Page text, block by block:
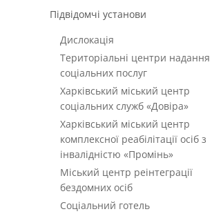
Підвідомчі установи
Дислокація
Територіальні центри надання
соціальних послуг
Харківський міський центр
соціальних служб «Довіра»
Харківський міський центр
комплексної реабілітації осіб з
інвалідністю «Промінь»
Міський центр реінтеграції
бездомних осіб
Соціальний готель